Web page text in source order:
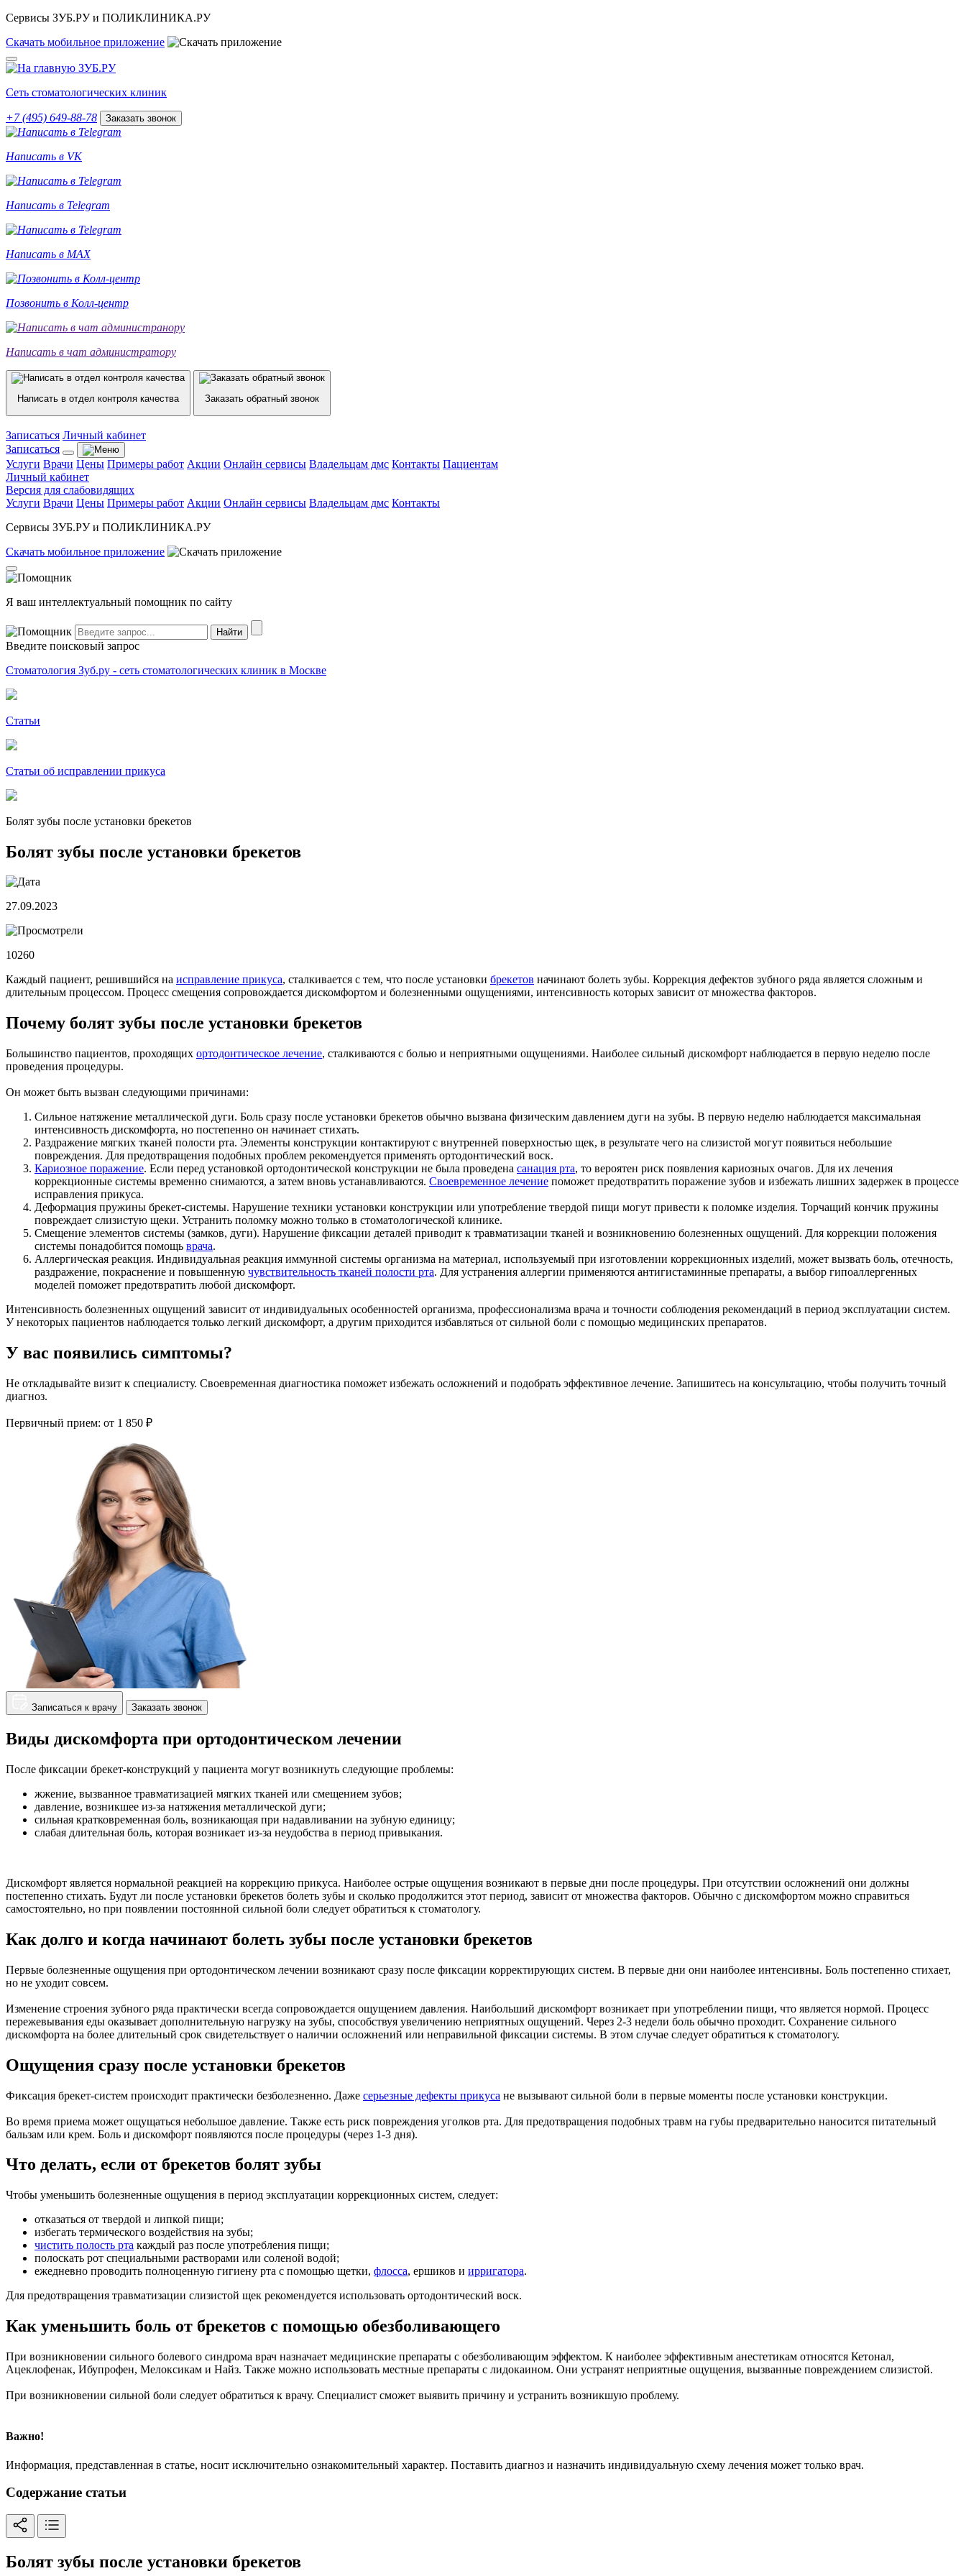
Сервисы ЗУБ.РУ и ПОЛИКЛИНИКА.РУ
Скачать мобильное приложение
Сеть стоматологических клиник
+7 (495) 649-88-78 Заказать звонок
Написать в VK
Написать в Telegram
Написать в MAX
Позвонить в Колл-центр
Написать в чат администратору
Написать в отдел контроля качества Заказать обратный звонок
Записаться Личный кабинет
Записаться
Услуги Врачи Цены Примеры работ Акции Онлайн сервисы Владельцам дмс Контакты Пациентам
Личный кабинет
Версия для слабовидящих
Услуги Врачи Цены Примеры работ Акции Онлайн сервисы Владельцам дмс Контакты
Сервисы ЗУБ.РУ и ПОЛИКЛИНИКА.РУ
Скачать мобильное приложение
Я ваш интеллектуальный помощник по сайту
Введите поисковый запрос
Стоматология Зуб.ру - сеть стоматологических клиник в Москве
Статьи
Статьи об исправлении прикуса
Болят зубы после установки брекетов
Болят зубы после установки брекетов
27.09.2023
10260
Каждый пациент, решившийся на исправление прикуса, сталкивается с тем, что после установки брекетов начинают болеть зубы. Коррекция дефектов зубного ряда является сложным и
длительным процессом. Процесс смещения сопровождается дискомфортом и болезненными ощущениями, интенсивность которых зависит от множества факторов.
Почему болят зубы после установки брекетов
Большинство пациентов, проходящих ортодонтическое лечение, сталкиваются с болью и неприятными ощущениями. Наиболее сильный дискомфорт наблюдается в первую неделю после
проведения процедуры.
Он может быть вызван следующими причинами:
Сильное натяжение металлической дуги. Боль сразу после установки брекетов обычно вызвана физическим давлением дуги на зубы. В первую неделю наблюдается максимальная
интенсивность дискомфорта, но постепенно он начинает стихать.
Раздражение мягких тканей полости рта. Элементы конструкции контактируют с внутренней поверхностью щек, в результате чего на слизистой могут появиться небольшие
повреждения. Для предотвращения подобных проблем рекомендуется применять ортодонтический воск.
Кариозное поражение. Если перед установкой ортодонтической конструкции не была проведена санация рта, то вероятен риск появления кариозных очагов. Для их лечения
коррекционные системы временно снимаются, а затем вновь устанавливаются. Своевременное лечение поможет предотвратить поражение зубов и избежать лишних задержек в процессе
исправления прикуса.
Деформация пружины брекет-системы. Нарушение техники установки конструкции или употребление твердой пищи могут привести к поломке изделия. Торчащий кончик пружины
повреждает слизистую щеки. Устранить поломку можно только в стоматологической клинике.
Смещение элементов системы (замков, дуги). Нарушение фиксации деталей приводит к травматизации тканей и возникновению болезненных ощущений. Для коррекции положения
системы понадобится помощь врача.
Аллергическая реакция. Индивидуальная реакция иммунной системы организма на материал, используемый при изготовлении коррекционных изделий, может вызвать боль, отечность,
раздражение, покраснение и повышенную чувствительность тканей полости рта. Для устранения аллергии применяются антигистаминные препараты, а выбор гипоаллергенных
моделей поможет предотвратить любой дискомфорт.
Интенсивность болезненных ощущений зависит от индивидуальных особенностей организма, профессионализма врача и точности соблюдения рекомендаций в период эксплуатации систем.
У некоторых пациентов наблюдается только легкий дискомфорт, а другим приходится избавляться от сильной боли с помощью медицинских препаратов.
У вас появились симптомы?
Не откладывайте визит к специалисту. Своевременная диагностика поможет избежать осложнений и подобрать эффективное лечение. Запишитесь на консультацию, чтобы получить точный
диагноз.
Первичный прием: от 1 850 ₽
Записаться к врачу Заказать звонок
Виды дискомфорта при ортодонтическом лечении
После фиксации брекет-конструкций у пациента могут возникнуть следующие проблемы:
жжение, вызванное травматизацией мягких тканей или смещением зубов;
давление, возникшее из-за натяжения металлической дуги;
сильная кратковременная боль, возникающая при надавливании на зубную единицу;
слабая длительная боль, которая возникает из-за неудобства в период привыкания.
Дискомфорт является нормальной реакцией на коррекцию прикуса. Наиболее острые ощущения возникают в первые дни после процедуры. При отсутствии осложнений они должны
постепенно стихать. Будут ли после установки брекетов болеть зубы и сколько продолжится этот период, зависит от множества факторов. Обычно с дискомфортом можно справиться
самостоятельно, но при появлении постоянной сильной боли следует обратиться к стоматологу.
Как долго и когда начинают болеть зубы после установки брекетов
Первые болезненные ощущения при ортодонтическом лечении возникают сразу после фиксации корректирующих систем. В первые дни они наиболее интенсивны. Боль постепенно стихает,
но не уходит совсем.
Изменение строения зубного ряда практически всегда сопровождается ощущением давления. Наибольший дискомфорт возникает при употреблении пищи, что является нормой. Процесс
пережевывания еды оказывает дополнительную нагрузку на зубы, способствуя увеличению неприятных ощущений. Через 2-3 недели боль обычно проходит. Сохранение сильного
дискомфорта на более длительный срок свидетельствует о наличии осложнений или неправильной фиксации системы. В этом случае следует обратиться к стоматологу.
Ощущения сразу после установки брекетов
Фиксация брекет-систем происходит практически безболезненно. Даже серьезные дефекты прикуса не вызывают сильной боли в первые моменты после установки конструкции.
Во время приема может ощущаться небольшое давление. Также есть риск повреждения уголков рта. Для предотвращения подобных травм на губы предварительно наносится питательный
бальзам или крем. Боль и дискомфорт появляются после процедуры (через 1-3 дня).
Что делать, если от брекетов болят зубы
Чтобы уменьшить болезненные ощущения в период эксплуатации коррекционных систем, следует:
отказаться от твердой и липкой пищи;
избегать термического воздействия на зубы;
чистить полость рта каждый раз после употребления пищи;
полоскать рот специальными растворами или соленой водой;
ежедневно проводить полноценную гигиену рта с помощью щетки, флосса, ершиков и ирригатора.
Для предотвращения травматизации слизистой щек рекомендуется использовать ортодонтический воск.
Как уменьшить боль от брекетов с помощью обезболивающего
При возникновении сильного болевого синдрома врач назначает медицинские препараты с обезболивающим эффектом. К наиболее эффективным анестетикам относятся Кетонал,
Ацеклофенак, Ибупрофен, Мелоксикам и Найз. Также можно использовать местные препараты с лидокаином. Они устранят неприятные ощущения, вызванные повреждением слизистой.
При возникновении сильной боли следует обратиться к врачу. Специалист сможет выявить причину и устранить возникшую проблему.
Важно!
Информация, представленная в статье, носит исключительно ознакомительный характер. Поставить диагноз и назначить индивидуальную схему лечения может только врач.
Содержание статьи
Болят зубы после установки брекетов